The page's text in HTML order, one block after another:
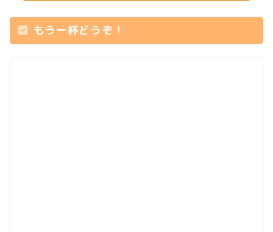
もう一杯どうぞ！